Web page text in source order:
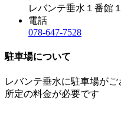
レバンテ垂水１番館
電話
078-647-7528
駐車場について
レバンテ垂水に駐車場がご
所定の料金が必要です